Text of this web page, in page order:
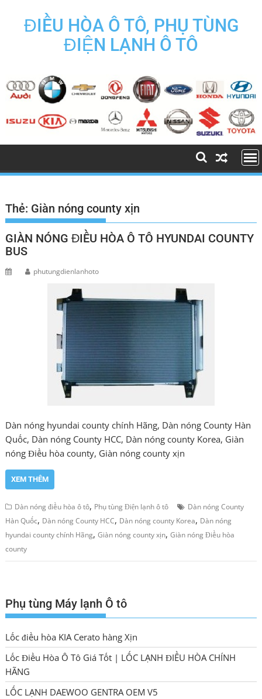
contentĐIỀU HÒA Ô TÔ, PHỤ TÙNG
ĐIỆN LẠNH Ô TÔ
Thẻ: Giàn nóng county xịn
GIÀN NÓNG ĐIỀU HÒA Ô TÔ HYUNDAI COUNTY
BUS
phutungdienlanhoto
Dàn nóng hyundai county chính Hãng, Dàn nóng County Hàn
Quốc, Dàn nóng County HCC, Dàn nóng county Korea, Giàn
nóng Điều hòa county, Giàn nóng county xịn
XEM THÊM
Dàn nóng điều hòa ô tô, Phụ tùng Điện lạnh ô tô
Dàn nóng County
Hàn Quốc, Dàn nóng County HCC, Dàn nóng county Korea, Dàn nóng
hyundai county chính Hãng,Giàn nóng county xịn,Giàn nóng Điều hòa
county
Phụ tùng Máy lạnh Ô tô
Lốc điều hòa KIA Cerato hàng Xịn
Lốc Điều Hòa Ô Tô Giá Tốt | LỐC LẠNH ĐIỀU HÒA CHÍNH
HÃNG
LỐC LẠNH DAEWOO GENTRA OEM V5